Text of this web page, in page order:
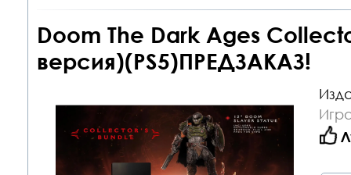
Doom The Dark Ages
версия)(PS5)ПРЕДЗАКАЗ!